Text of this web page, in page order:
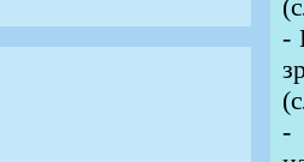
-
-